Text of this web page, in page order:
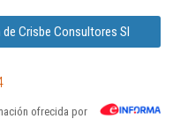
Crisbe Consultores Sl
ofrecida por